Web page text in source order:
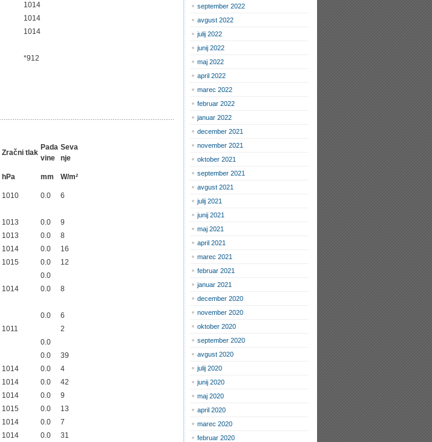
1014
1014
1014
*912
Zračni tlak
Pada
vine
Seva
nje
hPa mm W/m²
1010 0.0
6
1013 0.0
9
1013 0.0
8
1014 0.0
16
1015 0.0
12
0.0
1014 0.0
8
0.0
6
1011
2
0.0
0.0
39
1014 0.0
4
1014 0.0
42
1014 0.0
9
1015 0.0
13
1014 0.0
7
1014 0.0
31
september 2022
avgust 2022
julij 2022
junij 2022
maj 2022
april 2022
marec 2022
februar 2022
januar 2022
december 2021
november 2021
oktober 2021
september 2021
avgust 2021
julij 2021
junij 2021
maj 2021
april 2021
marec 2021
februar 2021
januar 2021
december 2020
november 2020
oktober 2020
september 2020
avgust 2020
julij 2020
junij 2020
maj 2020
april 2020
marec 2020
februar 2020